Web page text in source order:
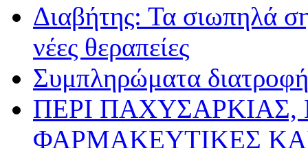
Διαβήτης: Τα σιωπηλά
νέες θεραπείες
Συμπληρώματα
ΠΕΡΙ
ΦΑΡΜΑΚΕΥΤΙΚΕΣ